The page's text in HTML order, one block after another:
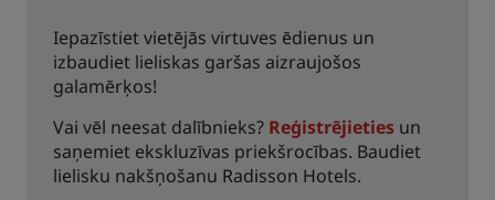
Iepazīstiet vietējās virtuves ēdienus un
izbaudiet lieliskas garšas aizraujošos
galamērķos!
Vai vēl neesat dalībnieks? Reģistrējieties un
saņemiet ekskluzīvas priekšrocības. Baudiet
lielisku nakšņošanu Radisson Hotels.